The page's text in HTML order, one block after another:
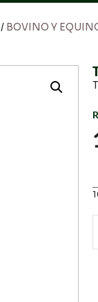
/ BOVINO Y